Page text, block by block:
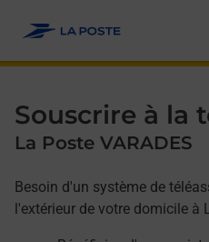
Souscrire à la
La Poste VARADES
Besoin d'un système de
l'extérieur de votre domicile à